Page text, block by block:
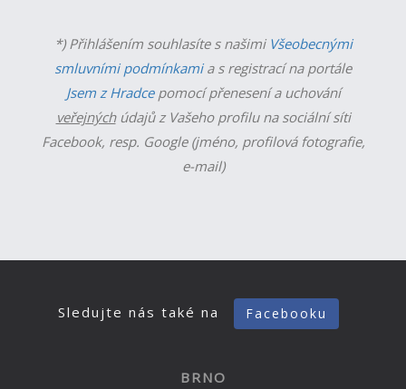
*) Přihlášením souhlasíte s našimi Všeobecnými
smluvními podmínkamia s registrací na portále
Jsem z Hradcepomocí přenesení a uchování
veřejnýchúdajů z Vašeho profilu na sociální síti
Facebook, resp. Google (jméno, profilová fotografie,
e-mail)
Sledujte nás také na Facebooku
BRNO